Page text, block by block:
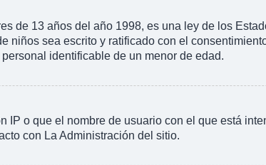
de 13 años del año 1998, es una ley de los
niños sea escrito y ratificado con el
identificable de un menor de edad.
o que el nombre de usuario con el que está
con La Administración del sitio.